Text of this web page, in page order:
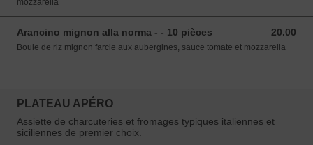
mozzarella
Arancino mignon alla norma - - 10 pièces 20.00
20.00 EUR
Boule de riz mignon farcie aux aubergines, sauce tomate et mozzarella
PLATEAU APÉRO
Assiette de charcuteries et fromages typiques italiennes et
siciliennes de premier choix.